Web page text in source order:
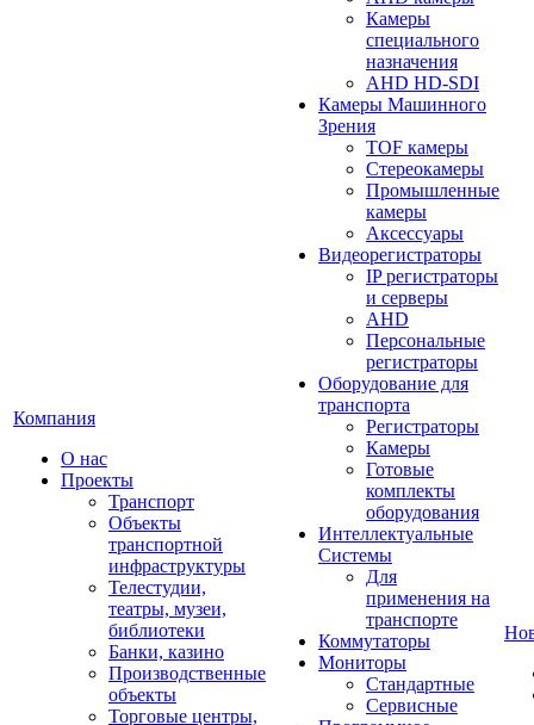
Компания
О нас
Проекты
Транспорт
Объекты
транспортной
инфраструктуры
Телестудии,
театры, музеи,
библиотеки
Банки, казино
Производственные
объекты
Торговые центры,
Камеры
специального
назначения
AHD HD-SDI
Камеры Машинного
Зрения
TOF камеры
Стереокамеры
Промышленные
камеры
Аксессуары
Видеорегистраторы
IP регистраторы
и серверы
AHD
Персональные
регистраторы
Оборудование для
транспорта
Регистраторы
Камеры
Готовые
комплекты
оборудования
Интеллектуальные
Системы
Для
применения на
транспорте
Коммутаторы
Мониторы
Стандартные
Сервисные